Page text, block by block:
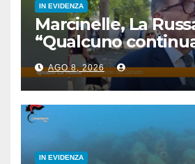
IN EVIDENZA
Marcinelle, La
“Qualcuno
voltare le spalle”
AGO 8, 2026
IN EVIDENZA